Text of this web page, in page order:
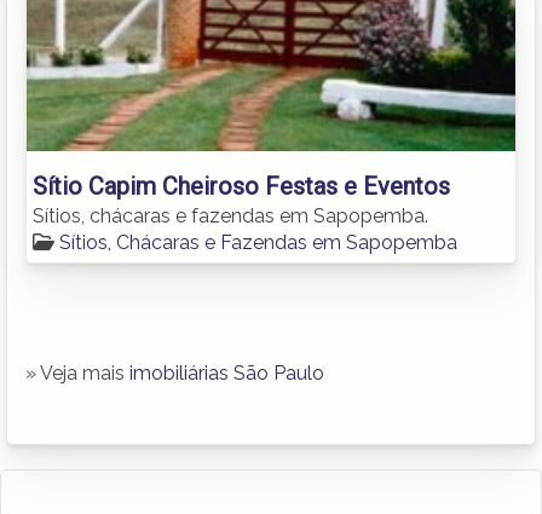
Sítio Capim Cheiroso Festas e Eventos
Sítios, chácaras e fazendas em Sapopemba.
Sítios, Chácaras e Fazendas em Sapopemba
» Veja mais imobiliárias São Paulo